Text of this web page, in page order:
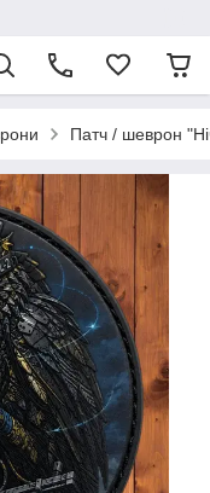
Патч / шеврон